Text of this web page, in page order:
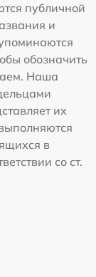
публичной
и
обозначить
Наша
их
в
со ст.